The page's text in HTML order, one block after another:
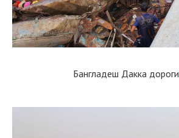
Бангладеш Дакка дороги